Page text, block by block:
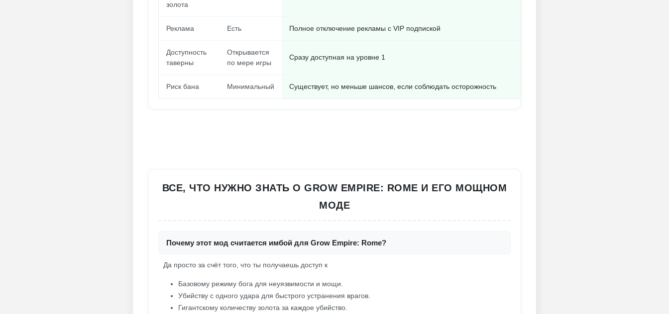
золота
Реклама Есть Полное отключение рекламы с VIP подпиской
Доступность
таверны
Открывается
по мере игры
Сразу доступная на уровне 1
Риск бана Минимальный Существует, но меньше шансов, если соблюдать осторожность
ВСЕ, ЧТО НУЖНО ЗНАТЬ О GROW EMPIRE: ROME И ЕГО МОЩНОМ
МОДЕ
Почему этот мод считается имбой для Grow Empire: Rome?
Да просто за счёт того, что ты получаешь доступ к
Базовому режиму бога для неуязвимости и мощи.
Убийству с одного удара для быстрого устранения врагов.
Гигантскому количеству золота за каждое убийство.